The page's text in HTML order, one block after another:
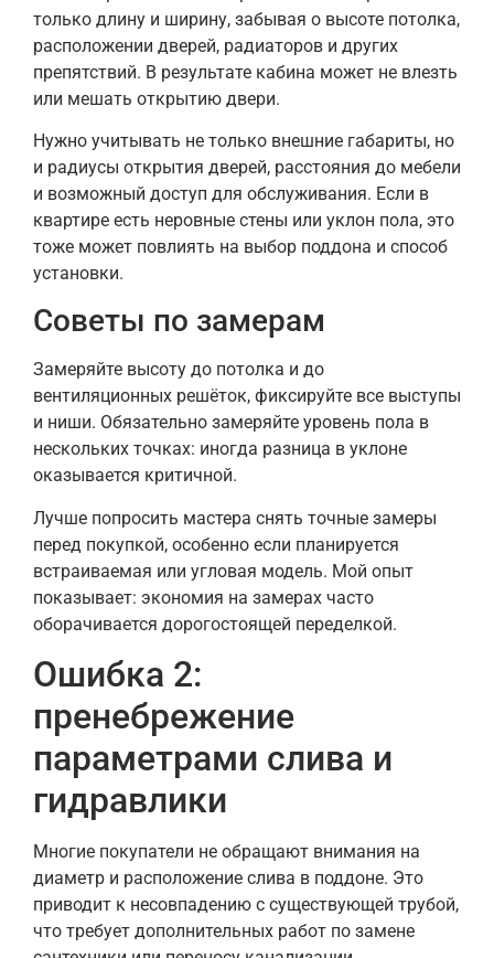
только длину и ширину, забывая о высоте потолка,
расположении дверей, радиаторов и других
препятствий. В результате кабина может не влезть
или мешать открытию двери.
Нужно учитывать не только внешние габариты, но
и радиусы открытия дверей, расстояния до мебели
и возможный доступ для обслуживания. Если в
квартире есть неровные стены или уклон пола, это
тоже может повлиять на выбор поддона и способ
установки.
Советы по замерам
Замеряйте высоту до потолка и до
вентиляционных решёток, фиксируйте все выступы
и ниши. Обязательно замеряйте уровень пола в
нескольких точках: иногда разница в уклоне
оказывается критичной.
Лучше попросить мастера снять точные замеры
перед покупкой, особенно если планируется
встраиваемая или угловая модель. Мой опыт
показывает: экономия на замерах часто
оборачивается дорогостоящей переделкой.
Ошибка 2:
пренебрежение
параметрами слива и
гидравлики
Многие покупатели не обращают внимания на
диаметр и расположение слива в поддоне. Это
приводит к несовпадению с существующей трубой,
что требует дополнительных работ по замене